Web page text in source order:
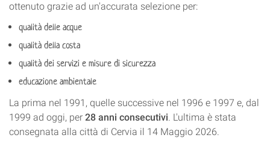
ottenuto grazie ad un'accurata selezione per:
qualità delle acque
qualità della costa
qualità dei servizi e misure di sicurezza
educazione ambientale
La prima nel 1991, quelle successive nel 1996 e 1997 e, dal
1999 ad oggi, per 28 anni consecutivi. L'ultima è stata
consegnata alla città di Cervia il 14 Maggio 2026.